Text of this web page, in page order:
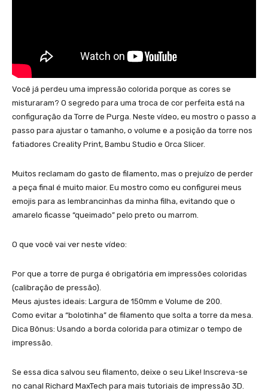
Você já perdeu uma impressão colorida porque as cores se
misturaram? O segredo para uma troca de cor perfeita está na
configuração da Torre de Purga. Neste vídeo, eu mostro o passo a
passo para ajustar o tamanho, o volume e a posição da torre nos
fatiadores Creality Print, Bambu Studio e Orca Slicer.
Muitos reclamam do gasto de filamento, mas o prejuízo de perder
a peça final é muito maior. Eu mostro como eu configurei meus
emojis para as lembrancinhas da minha filha, evitando que o
amarelo ficasse “queimado” pelo preto ou marrom.
O que você vai ver neste vídeo:
Por que a torre de purga é obrigatória em impressões coloridas
(calibração de pressão).
Meus ajustes ideais: Largura de 150mm e Volume de 200.
Como evitar a “bolotinha” de filamento que solta a torre da mesa.
Dica Bônus: Usando a borda colorida para otimizar o tempo de
impressão.
Se essa dica salvou seu filamento, deixe o seu Like! Inscreva-se
no canal Richard MaxTech para mais tutoriais de impressão 3D.